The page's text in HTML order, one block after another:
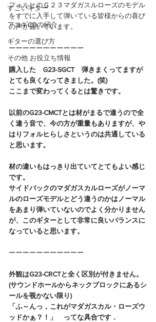
すごいギター
アコギCDの紹介
ギターの選び方
その他 お役立ち情報
フォルヒのＧ２３マダガスルローズのモデル
をすでに入手して弾いている皆様からの喜び
の声が届いています。
ーーーーーーーーーーー
購入した　G23-SGCT　弾きまくってますが
とても良くなってきました。(笑)
ここまで変わってくるとは驚きです。
以前のG23-CMCTとは材がまるで違うので全
く違う音で、今の方が重量もありますが、や
はりフォルヒらしさというのは共通している
と思います。
材の違いもはっきり出ていてとてもよい感じ
です。
サイドバックのマダガスカルローズがノーマ
ルのローズモデルとどう違うのかはノーマル
をあまり弾いていないのでよく分かりません
が、このギターとして非常に良いバランスに
なっていると思います。
ーーーーーーーーーーー
外観はG23-CRCTと全く区別が付きません。
(サウンドホールからネックブロックにあるシ
ールを覗かない限り)
「ふ～んっ，これがマダガスカル・ローズウ
ッドかぁ？！」　ってな具合です．